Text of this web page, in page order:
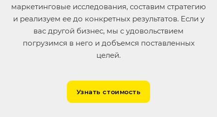
маркетинговые исследования, составим стратегию
и реализуем ее до конкретных результатов. Если у
вас другой бизнес, мы с удовольствием
погрузимся в него и добъемся поставленных
целей.
Узнать стоимость